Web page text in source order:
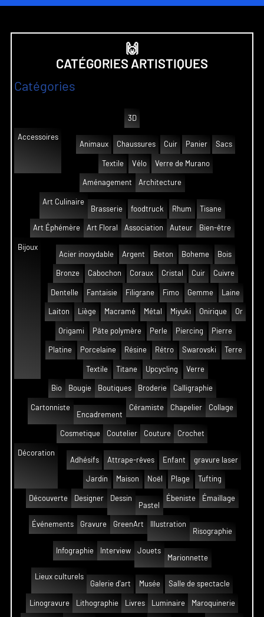
🙌
CATÉGORIES ARTISTIQUES
Catégories
3D
Accessoires
Animaux
Chaussures Cuir Panier Sacs
Textile Vélo Verre de Murano
Aménagement Architecture
Art Culinaire
Brasserie
foodtruck Rhum Tisane
Art Éphémère Art Floral Association Auteur Bien-être
Bijoux
Acier inoxydable
Argent Beton Boheme Bois
Bronze Cabochon Coraux Cristal Cuir Cuivre
Dentelle Fantaisie Filigrane Fimo Gemme Laine
Laiton Liège Macramé Métal Miyuki Onirique Or
Origami Pâte polymère Perle Piercing Pierre
Platine Porcelaine Résine Rétro Swarovski Terre
Textile Titane Upcycling Verre
Bio Bougie Boutiques Broderie Calligraphie
Cartonniste
Encadrement
Céramiste Chapelier Collage
Cosmetique Coutelier Couture Crochet
Décoration
Adhésifs
Attrape-rêves Enfant gravure laser
Jardin Maison Noël Plage Tufting
Découverte Designer
Dessin
Pastel
Ébeniste Émaillage
Événements Gravure GreenArt
Illustration
Risographie
Infographie Interview
Jouets
Marionnette
Lieux culturels
Galerie d'art
Musée Salle de spectacle
Linogravure Lithographie Livres Luminaire Maroquinerie